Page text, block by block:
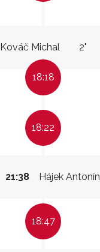
Kováč Michal 2"
18:18
18:22
Hájek Antonín
21:38
18:47